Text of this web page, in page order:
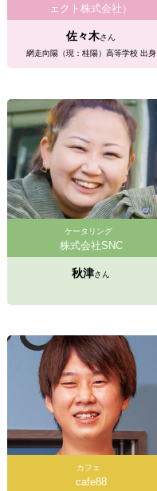
ェクト株式会社）
佐々木さん
網走向陽（現：桂陽）高等学校 出身
ケータリング
株式会社SNC
秋津さん
カフェ
cafe88